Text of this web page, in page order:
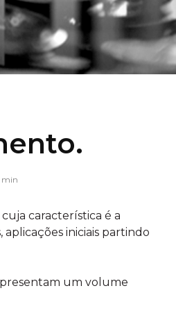
min
característica é a
aplicações iniciais partindo
um volume